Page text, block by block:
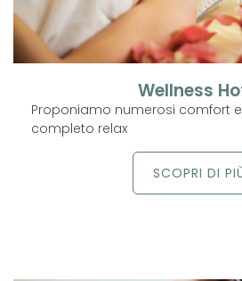
Wellness
Proponiamo numerosi comfort
completo relax
SCOPRI DI